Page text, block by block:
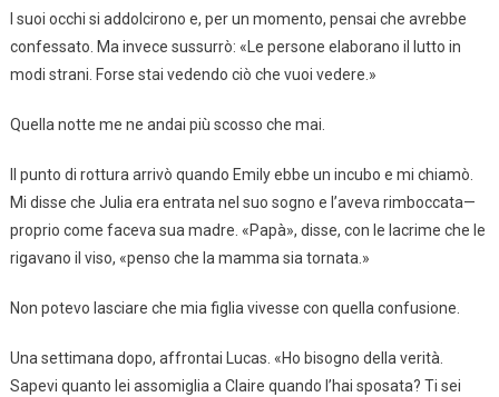
I suoi occhi si addolcirono e, per un momento, pensai che avrebbe
confessato. Ma invece sussurrò: «Le persone elaborano il lutto in
modi strani. Forse stai vedendo ciò che vuoi vedere.»
Quella notte me ne andai più scosso che mai.
Il punto di rottura arrivò quando Emily ebbe un incubo e mi chiamò.
Mi disse che Julia era entrata nel suo sogno e l’aveva rimboccata—
proprio come faceva sua madre. «Papà», disse, con le lacrime che le
rigavano il viso, «penso che la mamma sia tornata.»
Non potevo lasciare che mia figlia vivesse con quella confusione.
Una settimana dopo, affrontai Lucas. «Ho bisogno della verità.
Sapevi quanto lei assomiglia a Claire quando l’hai sposata? Ti sei